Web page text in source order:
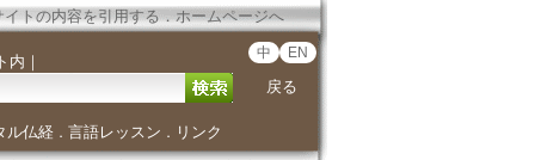
イトの内容を引用する．ホームページへ
内 ｜ 中 EN
戻る
ル仏経． 言語レッスン ． リンク